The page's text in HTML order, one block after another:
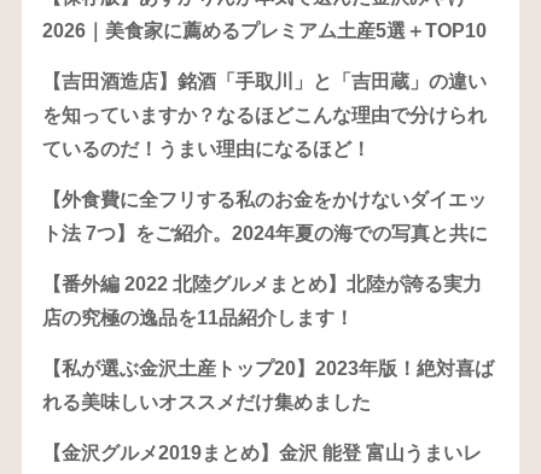
2026｜美食家に薦めるプレミアム土産5選＋TOP10
【吉田酒造店】銘酒「手取川」と「吉田蔵」の違い
を知っていますか？なるほどこんな理由で分けられ
ているのだ！うまい理由になるほど！
【外食費に全フリする私のお金をかけないダイエッ
ト法 7つ】をご紹介。2024年夏の海での写真と共に
【番外編 2022 北陸グルメまとめ】北陸が誇る実力
店の究極の逸品を11品紹介します！
【私が選ぶ金沢土産トップ20】2023年版！絶対喜ば
れる美味しいオススメだけ集めました
【金沢グルメ2019まとめ】金沢 能登 富山うまいレ